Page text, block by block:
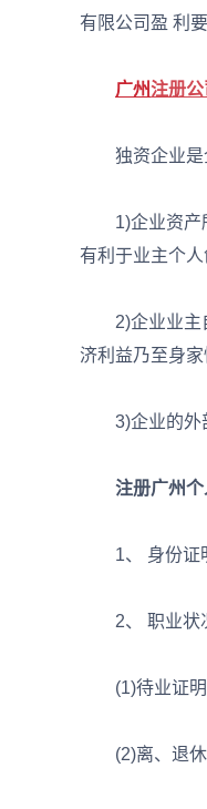
有限公司盈 利
广州注册公
独资企业是企
1)企业资产所
有利于业主个人
2)企业业主自
济利益乃至身
3)企业的外部
注册广州
1、 身份证明
2、 职业状
(1)待业证明
(2)离、退休